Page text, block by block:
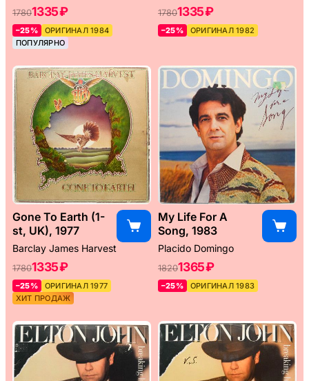
17801335 ₽
–25%
ОРИГИНАЛ 1984
ПОПУЛЯРНО
17801335 ₽
–25% ОРИГИНАЛ 1982
Gone To Earth (1-
st, UK), 1977
Barclay James Harvest
17801335 ₽
–25%
ОРИГИНАЛ 1977
ХИТ ПРОДАЖ
My Life For A
Song, 1983
Placido Domingo
18201365 ₽
–25% ОРИГИНАЛ 1983